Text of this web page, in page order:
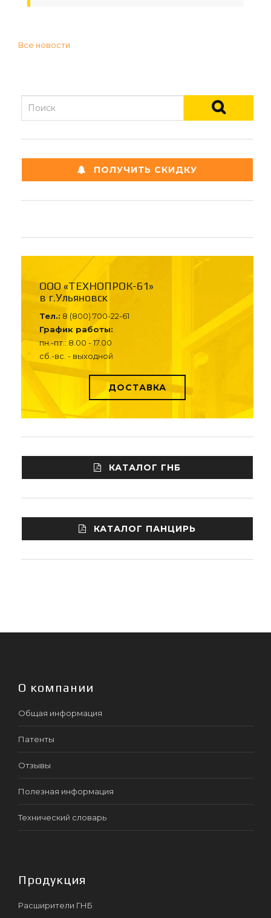
Все новости
ПОЛУЧИТЬ СКИДКУ
ООО «ТЕХНОПРОК-61»
в г.Ульяновск
Тел.: 8 (800) 700-22-61
График работы:
пн.-пт.: 8.00 - 17.00
сб.-вс. - выходной
ДОСТАВКА
КАТАЛОГ ГНБ
КАТАЛОГ ПАНЦИРЬ
О компании
Общая информация
Патенты
Отзывы
Полезная информация
Технический словарь
Продукция
Расширители ГНБ